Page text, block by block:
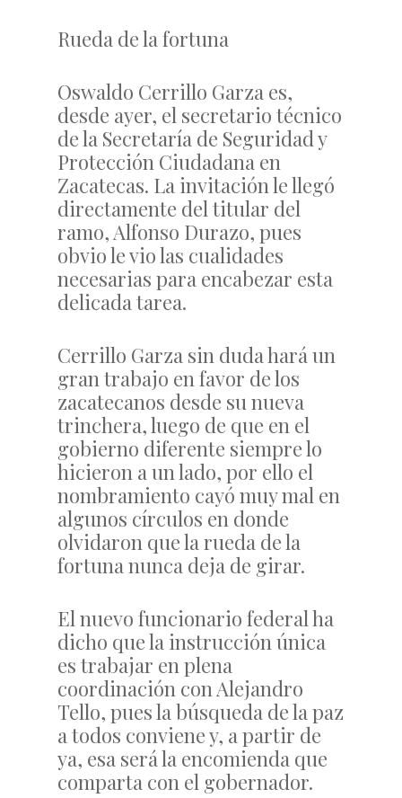
Rueda de la fortuna
Oswaldo Cerrillo Garza es,
desde ayer, el secretario técnico
de la Secretaría de Seguridad y
Protección Ciudadana en
Zacatecas. La invitación le llegó
directamente del titular del
ramo, Alfonso Durazo, pues
obvio le vio las cualidades
necesarias para encabezar esta
delicada tarea.
Cerrillo Garza sin duda hará un
gran trabajo en favor de los
zacatecanos desde su nueva
trinchera, luego de que en el
gobierno diferente siempre lo
hicieron a un lado, por ello el
nombramiento cayó muy mal en
algunos círculos en donde
olvidaron que la rueda de la
fortuna nunca deja de girar.
El nuevo funcionario federal ha
dicho que la instrucción única
es trabajar en plena
coordinación con Alejandro
Tello, pues la búsqueda de la paz
a todos conviene y, a partir de
ya, esa será la encomienda que
comparta con el gobernador.